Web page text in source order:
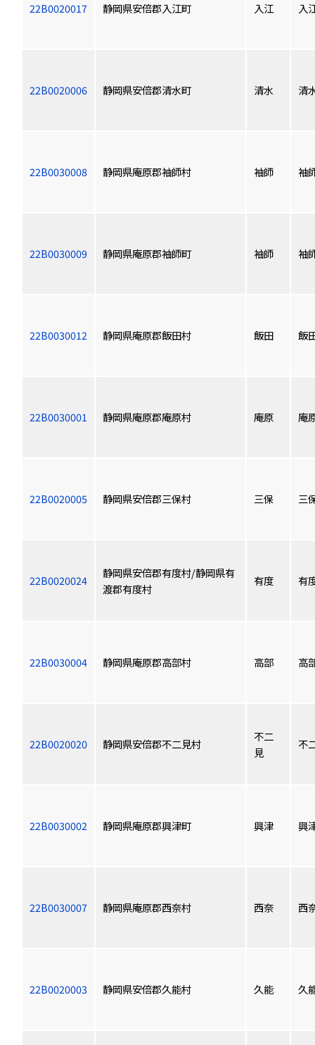
22B0020017 静岡県安倍郡入江町 入江 入
22B0020006 静岡県安倍郡清水町 清水 清
22B0030008 静岡県庵原郡袖師村 袖師 袖
22B0030009 静岡県庵原郡袖師町 袖師 袖
22B0030012 静岡県庵原郡飯田村 飯田 飯
22B0030001 静岡県庵原郡庵原村 庵原 庵
22B0020005 静岡県安倍郡三保村 三保 三
22B0020024
静岡県安倍郡有度村/静岡県有
渡郡有度村
有度 有
22B0030004 静岡県庵原郡高部村 高部 高
22B0020020 静岡県安倍郡不二見村
不二
見
不
22B0030002 静岡県庵原郡興津町 興津 興
22B0030007 静岡県庵原郡西奈村 西奈 西
22B0020003 静岡県安倍郡久能村 久能 久